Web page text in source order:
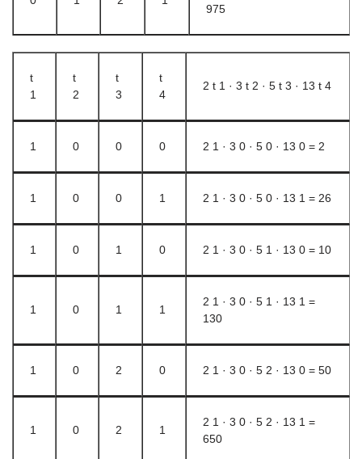
975
t
1
t
2
t
3
t
4
2 t 1 · 3 t 2 · 5 t 3 · 13 t 4
1 0 0 0 2 1 · 3 0 · 5 0 · 13 0 = 2
1 0 0 1 2 1 · 3 0 · 5 0 · 13 1 = 26
1 0 1 0 2 1 · 3 0 · 5 1 · 13 0 = 10
1 0 1 1
2 1 · 3 0 · 5 1 · 13 1 =
130
1 0 2 0 2 1 · 3 0 · 5 2 · 13 0 = 50
1 0 2 1
2 1 · 3 0 · 5 2 · 13 1 =
650